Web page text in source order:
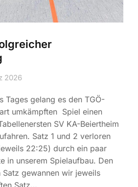
2026
Tages gelang es den TGÖ-
umkämpften Spiel einen
SV KA-Beiertheim
Satz 1 und 2 verloren
22:25) durch ein paar
in unserem Spielaufbau. Den
gewannen wir jeweils
Satz…